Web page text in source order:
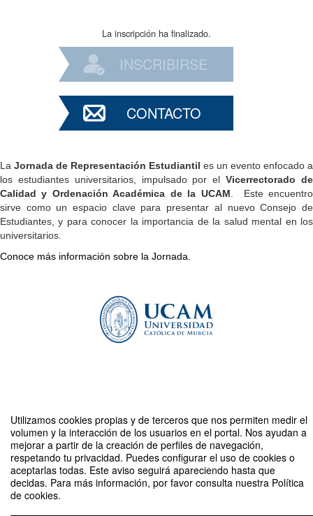
Utilizamos cookies propias y de terceros que nos permiten medir el
volumen y la interacción de los usuarios en el portal. Nos ayudan a
mejorar a partir de la creación de perfiles de navegación,
respetando tu privacidad. Puedes configurar el uso de cookies o
aceptarlas todas. Este aviso seguirá apareciendo hasta que
decidas. Para más información, por favor consulta nuestra Política
de cookies.
La inscripción ha finalizado.
INSCRIBIRSE
CONTACTO
La Jornada de Representación Estudiantil es un evento enfocado a
los estudiantes universitarios, impulsado por elVicerrectorado de
Calidad y Ordenación Académica de la UCAM . Este encuentro
sirve como un espacio clave para presentar al nuevo Consejo de
Estudiantes, y para conocer la importancia de la salud mental en los
universitarios.
Conoce más información sobre la Jornada.
Compartir por email